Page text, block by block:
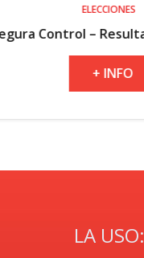
electorales
LA USO: